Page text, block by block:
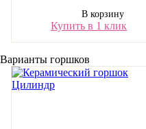
В корзину
Купить в 1 клик
Варианты горшков